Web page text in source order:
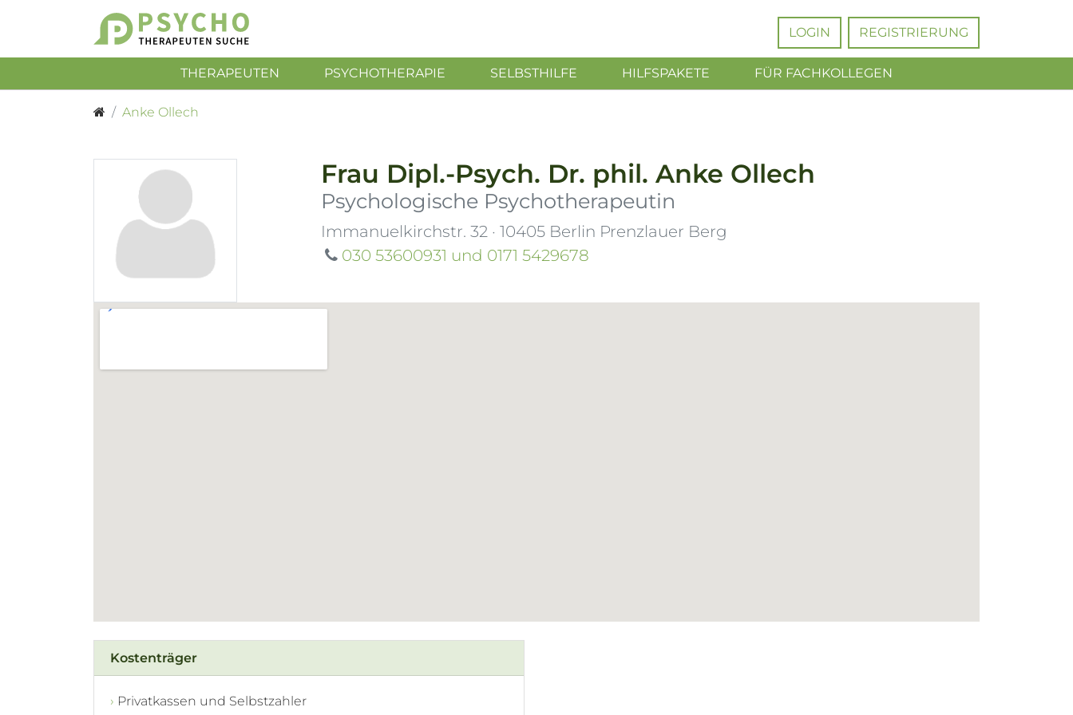
LOGIN REGISTRIERUNG
THERAPEUTEN PSYCHOTHERAPIE SELBSTHILFE HILFSPAKETE FÜR FACHKOLLEGEN
Anke Ollech
Frau Dipl.-Psych. Dr. phil. Anke Ollech
Psychologische Psychotherapeutin
Immanuelkirchstr. 32 · 10405 Berlin Prenzlauer Berg
030 53600931 und 0171 5429678
Kostenträger
Privatkassen und Selbstzahler